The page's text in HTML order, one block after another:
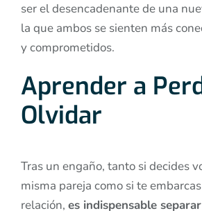
ser el desencadenante de una
la que ambos se sienten más
y comprometidos.
Aprender a
Olvidar
Tras un engaño, tanto si decides
misma pareja como si te
relación, es indispensable